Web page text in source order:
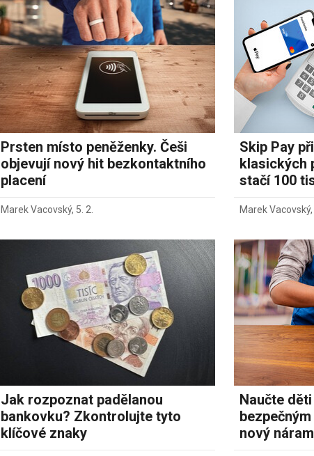
Prsten místo peněženky. Češi
objevují nový hit bezkontaktního
placení
Marek Vacovský, 5. 2.
Skip Pay
klasických
stačí 100
Marek Vacovský,
Jak rozpoznat padělanou
bankovku? Zkontrolujte tyto
klíčové znaky
Naučte
nový